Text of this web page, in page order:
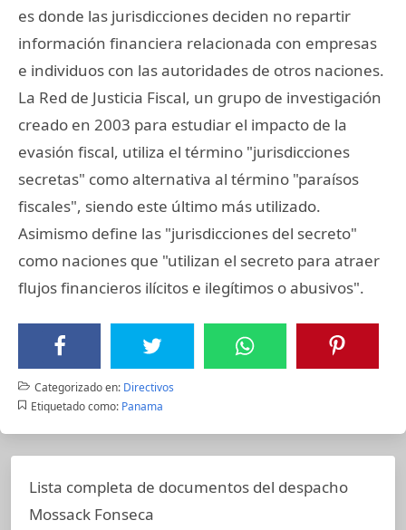
es donde las jurisdicciones deciden no repartir
información financiera relacionada con empresas
e individuos con las autoridades de otros naciones.
La Red de Justicia Fiscal, un grupo de investigación
creado en 2003 para estudiar el impacto de la
evasión fiscal, utiliza el término "jurisdicciones
secretas" como alternativa al término "paraísos
fiscales", siendo este último más utilizado.
Asimismo define las "jurisdicciones del secreto"
como naciones que "utilizan el secreto para atraer
flujos financieros ilícitos e ilegítimos o abusivos".
Categorizado en: Directivos
Etiquetado como: Panama
Lista completa de documentos del despacho
Mossack Fonseca